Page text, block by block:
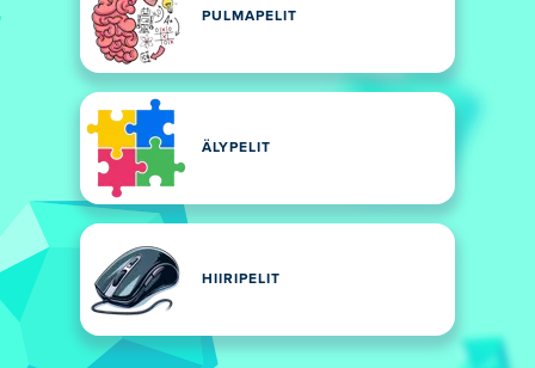
PULMAPELIT
ÄLYPELIT
HIIRIPELIT